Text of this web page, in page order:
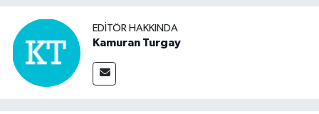
EDITÖR HAKKINDA
Kamuran Turgay